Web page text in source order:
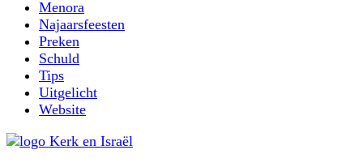
Menora
Najaarsfeesten
Preken
Schuld
Tips
Uitgelicht
Website